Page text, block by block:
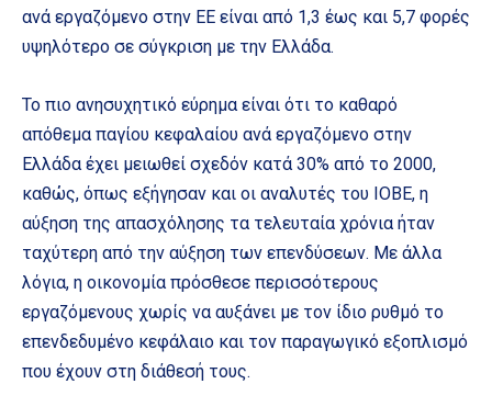
ανά εργαζόμενο στην ΕΕ είναι από 1,3 έως και 5,7 φορές
υψηλότερο σε σύγκριση με την Ελλάδα.
Το πιο ανησυχητικό εύρημα είναι ότι το καθαρό
απόθεμα παγίου κεφαλαίου ανά εργαζόμενο στην
Ελλάδα έχει μειωθεί σχεδόν κατά 30% από το 2000,
καθώς, όπως εξήγησαν και οι αναλυτές του ΙΟΒΕ, η
αύξηση της απασχόλησης τα τελευταία χρόνια ήταν
ταχύτερη από την αύξηση των επενδύσεων. Με άλλα
λόγια, η οικονομία πρόσθεσε περισσότερους
εργαζόμενους χωρίς να αυξάνει με τον ίδιο ρυθμό το
επενδεδυμένο κεφάλαιο και τον παραγωγικό εξοπλισμό
που έχουν στη διάθεσή τους.